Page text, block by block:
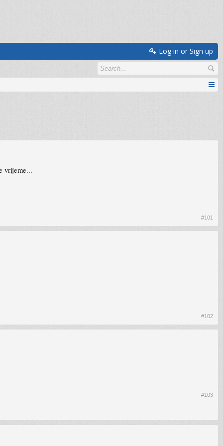
Log in or Sign up
vrijeme...
#101
#102
#103